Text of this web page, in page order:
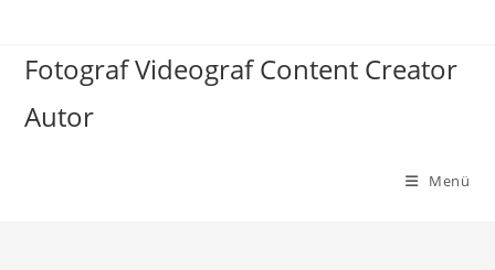
springen
Fotograf Videograf Content Creator
Autor
Menü